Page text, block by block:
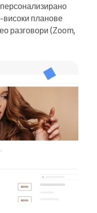
високи планове
разговори (Zoom,